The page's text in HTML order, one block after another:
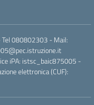
Tel 080802303 - Mail:
iPA: istsc_baic875005 -
elettronica (CUF):